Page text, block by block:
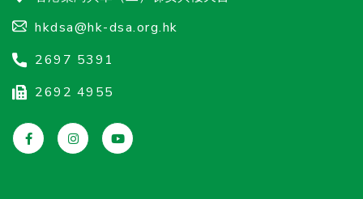
hkdsa@hk-dsa.org.hk
2697 5391
2692 4955